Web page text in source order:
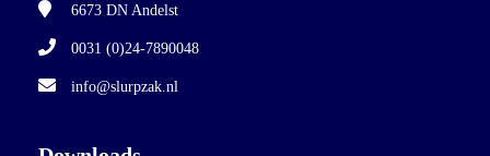
6673 DN Andelst
0031 (0)24-7890048
info@slurpzak.nl